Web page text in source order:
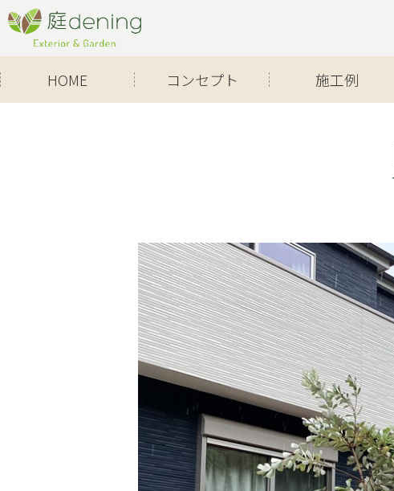
Skip
to
content
HOME コンセプト 施工例